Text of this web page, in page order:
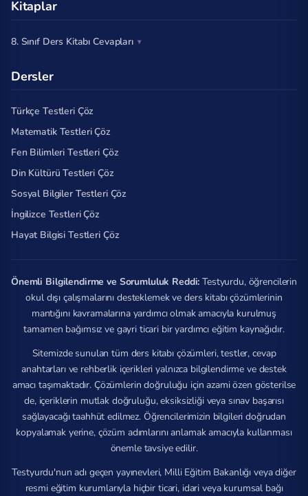
Kitaplar
8. Sınıf Ders Kitabı Cevapları
Dersler
Türkçe Testleri Çöz
Matematik Testleri Çöz
Fen Bilimleri Testleri Çöz
Din Kültürü Testleri Çöz
Sosyal Bilgiler Testleri Çöz
İngilizce Testleri Çöz
Hayat Bilgisi Testleri Çöz
Önemli Bilgilendirme ve Sorumluluk Reddi: Testyurdu, öğrencilerin
okul dışı çalışmalarını desteklemek ve ders kitabı çözümlerinin
mantığını kavramalarına yardımcı olmak amacıyla kurulmuş
tamamen bağımsız ve gayri ticari bir yardımcı eğitim kaynağıdır.
Sitemizde sunulan tüm ders kitabı çözümleri, testler, cevap
anahtarları ve rehberlik içerikleri yalnızca bilgilendirme ve destek
amacı taşımaktadır. Çözümlerin doğruluğu için azami özen gösterilse
de, içeriklerin mutlak doğruluğu, eksiksizliği veya sınav başarısı
sağlayacağı taahhüt edilmez. Öğrencilerimizin bilgileri doğrudan
kopyalamak yerine, çözüm adımlarını anlamak amacıyla kullanması
önemle tavsiye edilir.
Testyurdu'nun adı geçen yayınevleri, Milli Eğitim Bakanlığı veya diğer
resmi eğitim kurumlarıyla hiçbir ticari, idari veya kurumsal bağı